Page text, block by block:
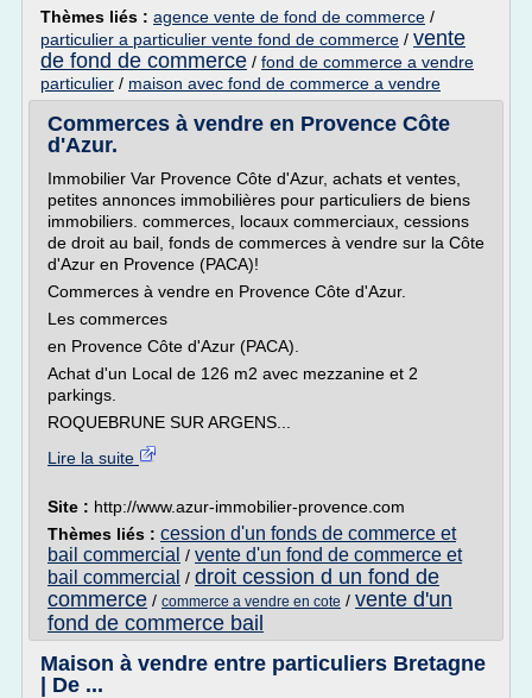
Thèmes liés : agence vente de fond de commerce /
particulier a particulier vente fond de commerce / vente
de fond de commerce / fond de commerce a vendre
particulier / maison avec fond de commerce a vendre
Commerces à vendre en Provence Côte
d'Azur.
Immobilier Var Provence Côte d'Azur, achats et ventes,
petites annonces immobilières pour particuliers de biens
immobiliers. commerces, locaux commerciaux, cessions
de droit au bail, fonds de commerces à vendre sur la Côte
d'Azur en Provence (PACA)!
Commerces à vendre en Provence Côte d'Azur.
Les commerces
en Provence Côte d'Azur (PACA).
Achat d'un Local de 126 m2 avec mezzanine et 2
parkings.
ROQUEBRUNE SUR ARGENS...
Lire la suite
Site : http://www.azur-immobilier-provence.com
Thèmes liés : cession d'un fonds de commerce et
bail commercial / vente d'un fond de commerce et
bail commercial / droit cession d un fond de
commerce / commerce a vendre en cote / vente d'un
fond de commerce bail
Maison à vendre entre particuliers Bretagne
| De ...